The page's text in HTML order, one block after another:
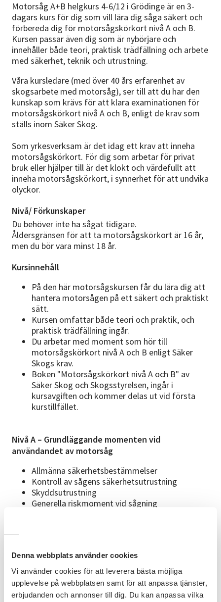
Denna webbplats använder cookies
Vi använder cookies för att leverera bästa möjliga
upplevelse på webbplatsen samt för att anpassa tjänster,
erbjudanden och annonser till dig. Du kan anpassa vilka
Motorsåg A+B helgkurs 4-6/12 i Grödinge är en 3-
dagars kurs för dig som vill lära dig såga säkert och
förbereda dig för motorsågskörkort nivå A och B.
Kursen passar även dig som är nybörjare och
innehåller både teori, praktisk trädfällning och arbete
med säkerhet, teknik och utrustning.
Våra kursledare (med över 40 års erfarenhet av
skogsarbete med motorsåg), ser till att du har den
kunskap som krävs för att klara examinationen för
motorsågskörkort nivå A och B, enligt de krav som
ställs inom Säker Skog.
Som yrkesverksam är det idag ett krav att inneha
motorsågskörkort. För dig som arbetar för privat
bruk eller hjälper till är det klokt och värdefullt att
inneha motorsågskörkort, i synnerhet för att undvika
olyckor.
Nivå/ Förkunskaper
Du behöver inte ha sågat tidigare.
Åldersgränsen för att ta motorsågskörkort är 16 år,
men du bör vara minst 18 år.
Kursinnehåll
På den här motorsågskursen får du lära dig att
hantera motorsågen på ett säkert och praktiskt
sätt.
Kursen omfattar både teori och praktik, och
praktisk trädfällning ingår.
Du arbetar med moment som hör till
motorsågskörkort nivå A och B enligt Säker
Skogs krav.
Boken "Motorsågskörkort nivå A och B" av
Säker Skog och Skogsstyrelsen, ingår i
kursavgiften och kommer delas ut vid första
kurstillfället.
Nivå A – Grundläggande momenten vid
användandet av motorsåg
Allmänna säkerhetsbestämmelser
Kontroll av sågens säkerhetsutrustning
Skyddsutrustning
Generella riskmoment vid sågning
Planering och rekognosering
Riktskär, fällskär och fällning
Kvistning och kapning
Säkerhetsbestämmelser vid trädfällning